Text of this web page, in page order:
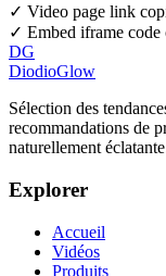
✓ Video page link
✓ Embed iframe
DG
DiodioGlow
Sélection des
recommandations de
naturellement
Explorer
Accueil
Vidéos
Produits